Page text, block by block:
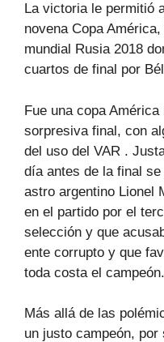
La victoria le permitió
novena Copa
mundial Rusia 2018
cuartos de final por
Fue una copa
sorpresiva final, con
del uso del VAR .
día antes de la final
astro argentino Lionel
en el partido por el
selección y que
ente corrupto y que
toda costa el campeón.
Más allá de las
un justo campeón,